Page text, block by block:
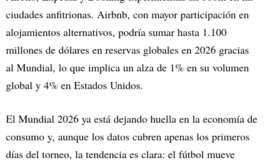
ciudades anfitrionas. Airbnb, con mayor participación en
alojamientos alternativos, podría sumar hasta 1.100
millones de dólares en reservas globales en 2026 gracias
al Mundial, lo que implica un alza de 1% en su volumen
global y 4% en Estados Unidos.
El Mundial 2026 ya está dejando huella en la economía de
consumo y, aunque los datos cubren apenas los primeros
días del torneo, la tendencia es clara: el fútbol mueve